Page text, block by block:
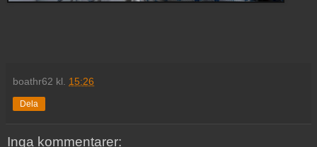
boathr62 kl. 15:26
Dela
Inga kommentarer: